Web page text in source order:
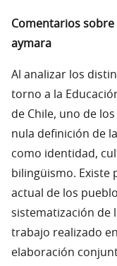
Comentarios sobre
aymara
Al analizar los
torno a la
de Chile, uno de
nula definición de
como identidad,
bilingüismo. Existe
actual de los
sistematización de
trabajo realizado
elaboración